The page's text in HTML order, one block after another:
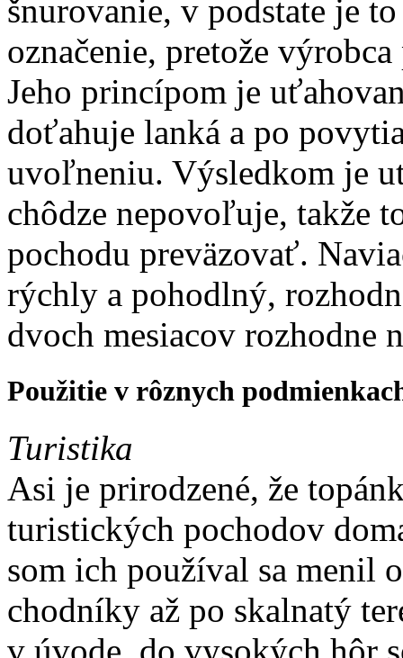
šnurovanie, v podstate je
označenie, pretože
Jeho princípom je
doťahuje lanká a po
uvoľneniu. Výsledkom je
chôdze nepovoľuje, takže
pochodu preväzovať.
rýchly a pohodlný,
dvoch mesiacov rozhodne
Použitie v rôznych
Turistika
Asi je prirodzené, že
turistických pochodov
som ich používal sa menil
chodníky až po skalnatý